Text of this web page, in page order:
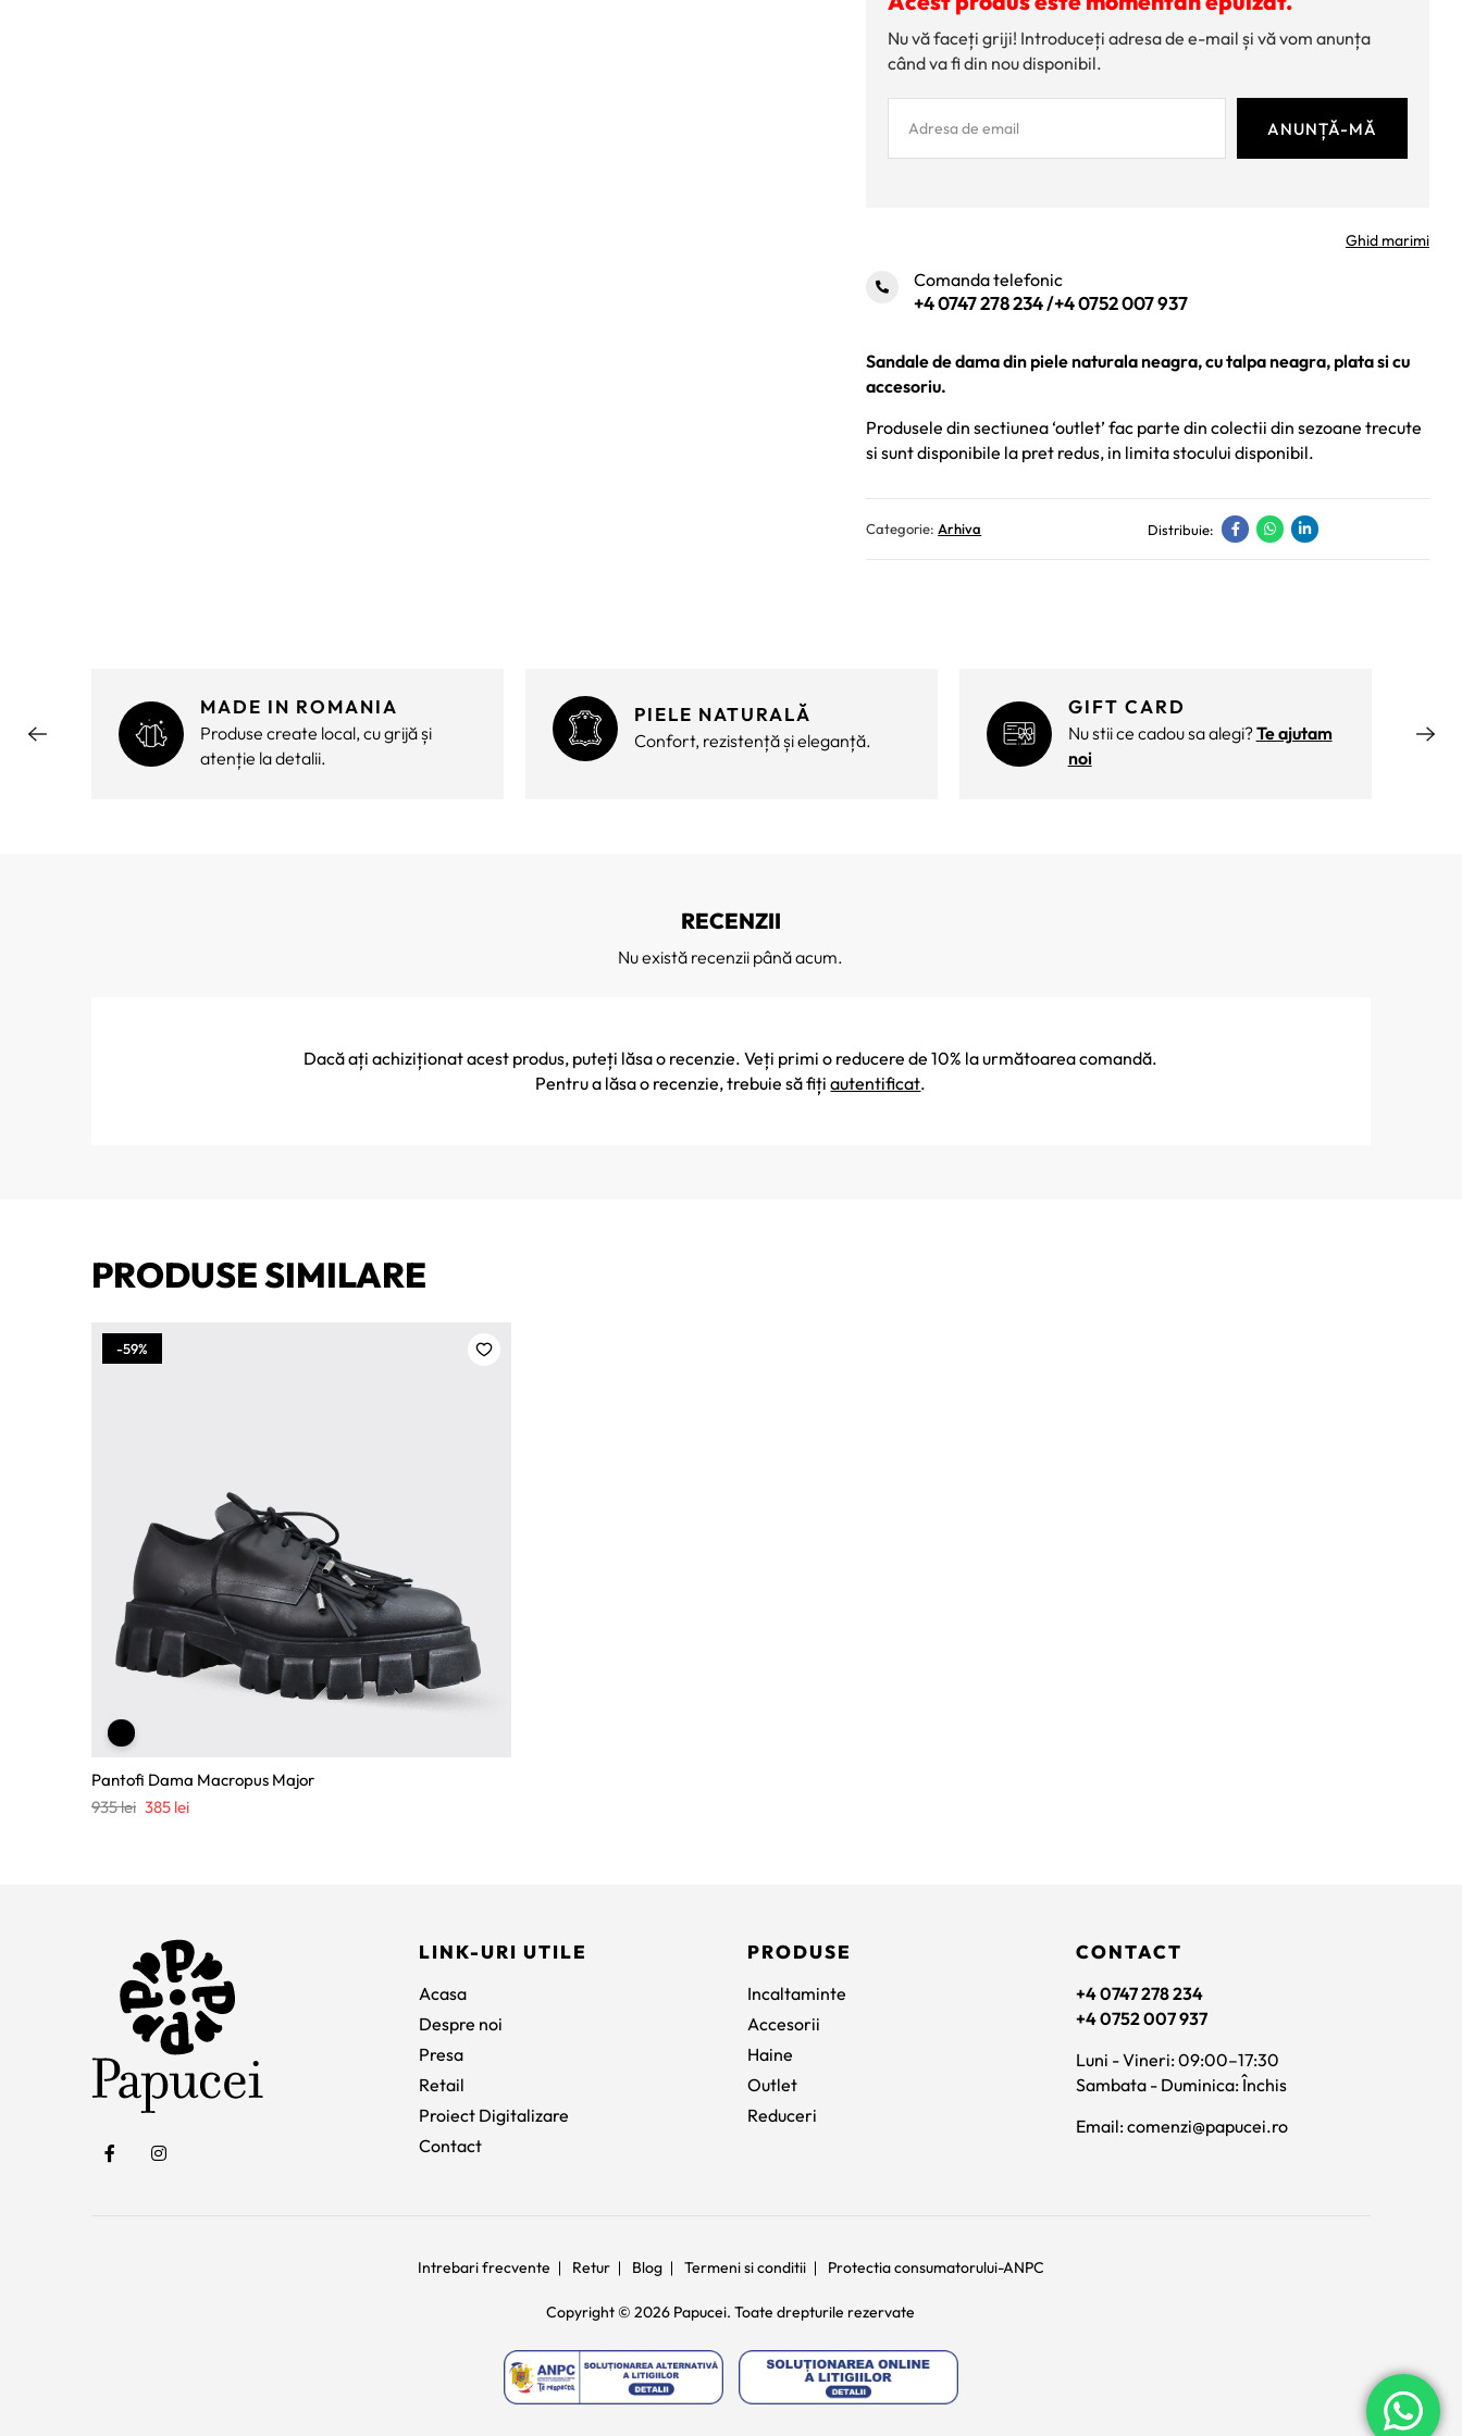
Nu vă faceți griji! Introduceți adresa de e-mail și vă vom anunța
când va fi din nou disponibil.
Ghid marimi
Comanda telefonic
+4 0747 278 234/+4 0752 007 937
Sandale de dama din piele naturala neagra, cu talpa neagra, plata si cu
accesoriu.
Produsele din sectiunea ‘outlet’ fac parte din colectii din sezoane trecute
si sunt disponibile la pret redus, in limita stocului disponibil.
Categorie: Arhiva Distribuie:
MADE IN ROMANIA
Produse create local, cu grijă și
atenție la detalii.
PIELE NATURALĂ
Confort, rezistență și eleganță.
GIFT CARD
Nu stii ce cadou sa alegi?Te ajutam
noi
RECENZII
Nu există recenzii până acum.
Dacă ați achiziționat acest produs, puteți lăsa o recenzie. Veți primi o reducere de 10% la următoarea comandă.
Pentru a lăsa o recenzie, trebuie să fițiautentificat.
PRODUSE SIMILARE
-59%
Pantofi Dama Macropus Major
935lei Prețul
385 leiPrețul
LINK-URI UTILE
Acasa
Despre noi
Presa
Retail
Proiect Digitalizare
Contact
PRODUSE
Incaltaminte
Accesorii
Haine
Outlet
Reduceri
CONTACT
+4 0747 278 234
+4 0752 007 937
Luni - Vineri: 09:00–17:30
Sambata - Duminica: Închis
Email: comenzi@papucei.ro
Intrebari frecvente Retur Blog Termeni si conditii Protectia consumatorului-ANPC
Copyright © 2026 Papucei. Toate drepturile rezervate